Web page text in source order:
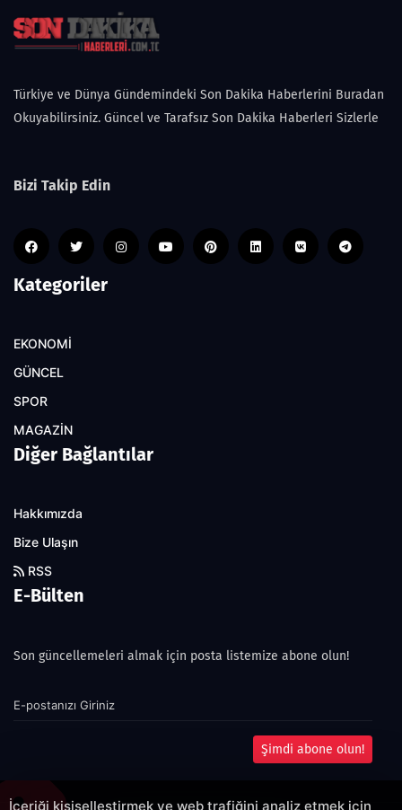
Türkiye ve Dünya Gündemindeki Son Dakika Haberlerini Buradan
Okuyabilirsiniz. Güncel ve Tarafsız Son Dakika Haberleri Sizlerle
Bizi Takip Edin
Kategoriler
EKONOMİ
GÜNCEL
SPOR
MAGAZİN
Diğer Bağlantılar
Hakkımızda
Bize Ulaşın
RSS
E-Bülten
Son güncellemeleri almak için posta listemize abone olun!
Şimdi abone olun!
İçeriği kişiselleştirmek ve web trafiğini analiz etmek için